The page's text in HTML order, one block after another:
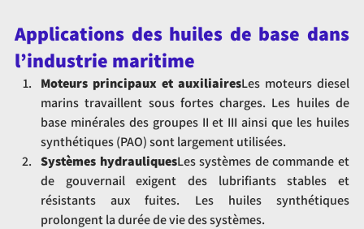
Applications des huiles de base dans
l’industrie maritime
Moteurs principaux et auxiliairesLes moteurs diesel
marins travaillent sous fortes charges. Les huiles de
base minérales des groupes II et III ainsi que les huiles
synthétiques (PAO) sont largement utilisées.
Systèmes hydrauliquesLes systèmes de commande et
de gouvernail exigent des lubrifiants stables et
résistants aux fuites. Les huiles synthétiques
prolongent la durée de vie des systèmes.